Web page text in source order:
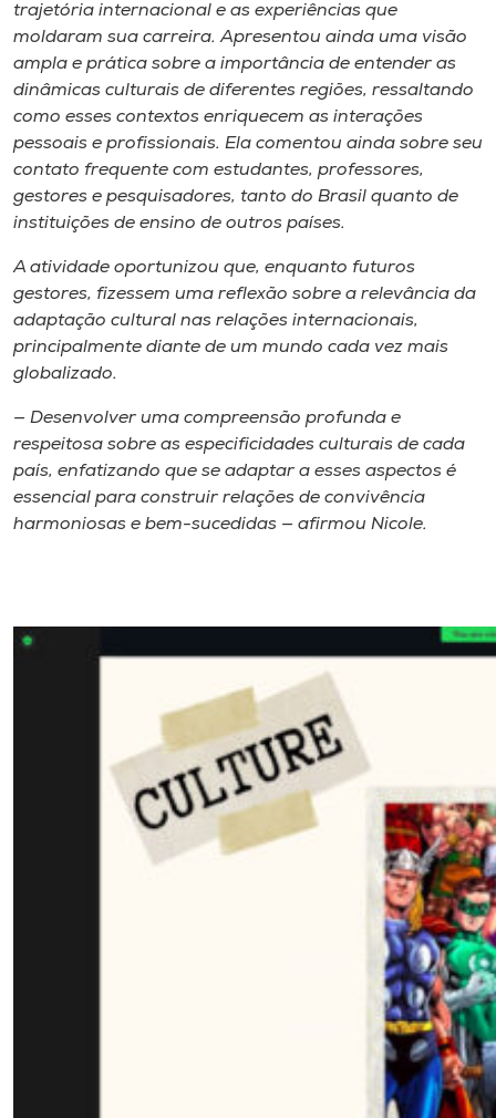
Selecione
o idioma
A+
A-
trajetória internacional e as experiências que
moldaram sua carreira. Apresentou ainda uma visão
ampla e prática sobre a importância de entender as
dinâmicas culturais de diferentes regiões, ressaltando
como esses contextos enriquecem as interações
pessoais e profissionais. Ela comentou ainda sobre seu
contato frequente com estudantes, professores,
gestores e pesquisadores, tanto do Brasil quanto de
instituições de ensino de outros países.
A atividade oportunizou que, enquanto futuros
gestores, fizessem uma reflexão sobre a relevância da
adaptação cultural nas relações internacionais,
principalmente diante de um mundo cada vez mais
globalizado.
— Desenvolver uma compreensão profunda e
respeitosa sobre as especificidades culturais de cada
país, enfatizando que se adaptar a esses aspectos é
essencial para construir relações de convivência
harmoniosas e bem-sucedidas — afirmou Nicole.